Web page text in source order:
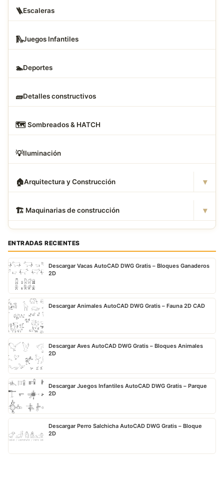
🪜Escaleras
🛝Juegos Infantiles
🏊Deportes
🧱Detalles constructivos
🗺️ Sombreados & HATCH
💡Iluminación
🏠Arquitectura y Construcción ▾
🏗 ️ Maquinarias de construcción ▾
ENTRADAS RECIENTES
Descargar Vacas AutoCAD DWG Gratis – Bloques Ganaderos
2D
Descargar Animales AutoCAD DWG Gratis – Fauna 2D CAD
Descargar Aves AutoCAD DWG Gratis – Bloques Animales
2D
Descargar Juegos Infantiles AutoCAD DWG Gratis – Parque
2D
Descargar Perro Salchicha AutoCAD DWG Gratis – Bloque
2D